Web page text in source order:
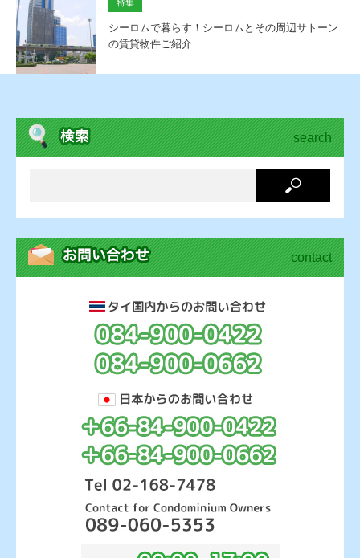
特集
シーロムで暮らす！シーロムとその周辺サトーン
の賃貸物件ご紹介
search
contact